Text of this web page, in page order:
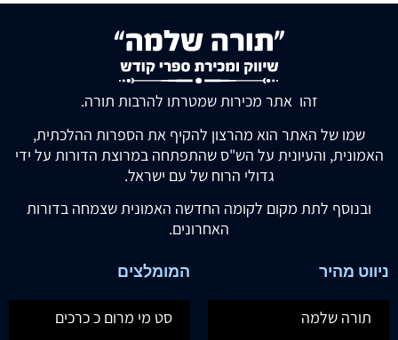
זהו אתר מכירות שמטרתו להרבות תורה.
שמו של האתר הוא מהרצון להקיף את הספרות ההלכתית,
האמונית, והעיונית על הש"ס שהתפתחה במרוצת הדורות על ידי
גדולי הרוח של עם ישראל.
ובנוסף לתת מקום לקומה החדשה האמונית שצמחה בדורות
האחרונים.
ניווט מהיר
תורה שלמה
המומלצים
סט מי מרום כ כרכים